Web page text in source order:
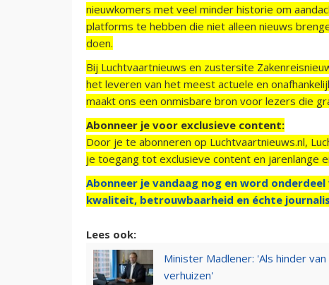
nieuwkomers met veel minder historie om
platforms te hebben die niet alleen nieuws
doen.
Bij Luchtvaartnieuws en zustersite
het leveren van het meest actuele en
maakt ons een onmisbare bron voor lezers die
Abonneer je voor exclusieve content:
Door je te abonneren op Luchtvaartnieuws.nl,
je toegang tot exclusieve content en jarenlange
Abonneer je vandaag nog en word
kwaliteit, betrouwbaarheid en échte
Lees ook:
Minister Madlener: 'Als hinder
verhuizen'